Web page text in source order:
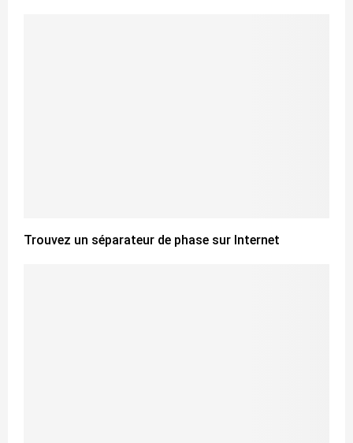
Trouvez un séparateur de phase sur Internet